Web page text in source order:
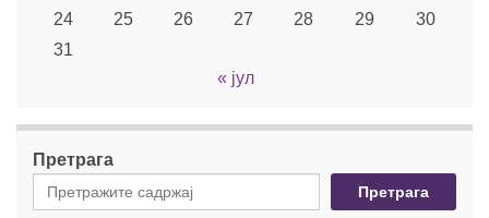
24
25 26 27 28 29
30
31
« јул
Претрага
Претрага